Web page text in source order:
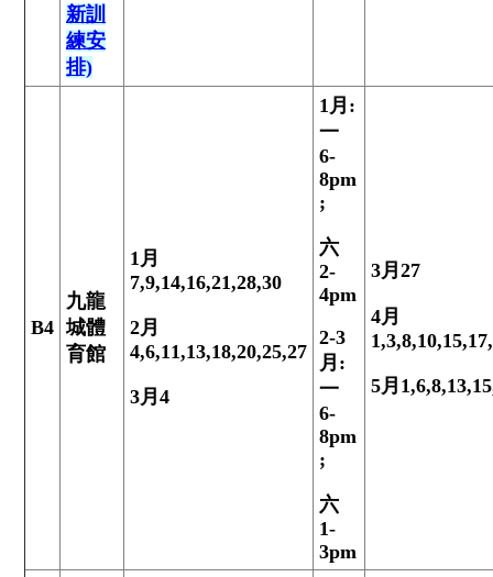
新訓
練安
排)
B4
九龍
城體
育館
1月
7,9,14,16,21,28,30
2月
4,6,11,13,18,20,25,27
3月 4
1月 :
一
6-
8pm
;
六
2-
4pm
2-3
月 :
一
6-
8pm
;
六
1-
3pm
3月 27
4月
5月